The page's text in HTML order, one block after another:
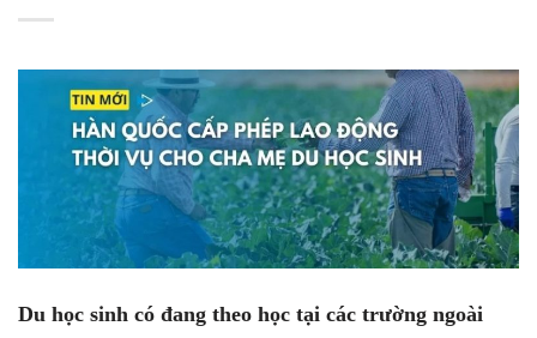
Du học sinh có đang theo học tại các trường ngoài